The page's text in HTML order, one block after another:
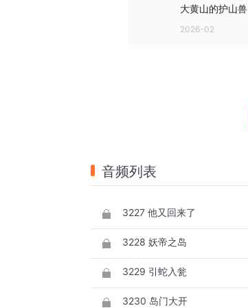
大黄山的护山兽
2026-02
音频列表
3227 他又回来了
3228 妖帝之岛
3229 引蛇入瓮
3230 岛门大开